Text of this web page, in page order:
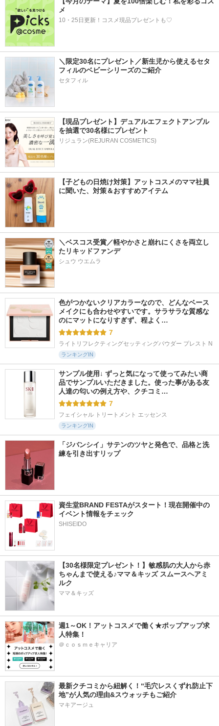
メ
10・25日更新！コスメ現品プレゼントも♡
＼限定30名にプレゼント／新生児から使えるセタ
フィルのベビーシリーズのご紹介
セタフィル
【現品プレゼント】デュアルエフェクトアンプル
を抽選で30名様にプレゼント
リジュラン(REJURAN COSMETICS)
【子どもの日焼け対策】アットコスメのママ社員
に聞いた、対策＆おすすめアイテム
＼ベスコス受賞／軽やかさと崩れにくさを両立し
たリキッドファンデ
シュウ ウエムラ
色がつかないクリアカラーなので、どんなベース
メイクにも合わせやすいです。サラサラな質感な
のにマットになりすぎず、程よく…
7
ライトリフレクティングセッティングパウダー プレスト N
ランキングIN
サンプル使用↓ ずっと気になって使ってみたい商
品でサンプルいただきました。使った事がある友
人達の匂いの例え方や、クチコミ…
7
フェイシャル トリートメント エッセンス
ランキングIN
「ジバンシイ」サテンのツヤと発色で、品格と洗
練を引き出すリップ
資生堂BRAND FESTAがスタート！現在開催中の
イベント情報をチェック
SHISEIDO
【30名様限定プレゼント！】敏感肌の大人から赤
ちゃんまで使える♪ママ＆キッズ スムースヘアミ
ルク
ママ＆キッズ
週1～OK！アットコスメで働く★ポップアップ求
人特集！
＠ｃｏｓｍｅキャリア
最新クチコミから紐解く！“毛穴レスくずれ防止下
地”が人気の理由&スウォッチもご紹介
マキアージュ